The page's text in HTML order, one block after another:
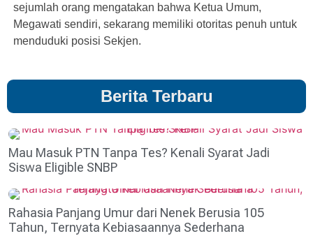
sejumlah orang mengatakan bahwa Ketua Umum,
Megawati sendiri, sekarang memiliki otoritas penuh untuk
menduduki posisi Sekjen.
Berita Terbaru
Mau Masuk PTN Tanpa Tes? Kenali Syarat Jadi
Siswa Eligible SNBP
Rahasia Panjang Umur dari Nenek Berusia 105
Tahun, Ternyata Kebiasaannya Sederhana